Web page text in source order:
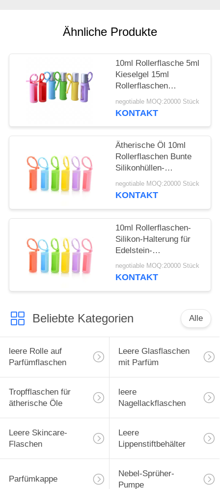
ANGEBOT
ANFORDERN
SITEMAP
POLICY
Ähnliche Produkte
10ml Rollerflasche 5ml
Kieselgel 15ml
Rollerflaschen
Tragbare, am Kabel
befestigte,
Schützende
Silikonhülle für Flasche
negotiable MOQ:20000 Stück
KONTAKT
Ätherische Öl 10ml
Rollerflaschen Bunte
Silikonhüllen-
Schutzhülle
Nachfüllbare
negotiable MOQ:20000 Stück
KONTAKT
10ml Rollerflaschen-
Silikon-Halterung für
Edelstein-
Rollerflaschen, 5ml
Roll-On-Flaschen,
negotiable MOQ:20000 Stück
KONTAKT
Beliebte Kategorien Alle
leere Rolle auf
Parfümflaschen
Leere Glasflaschen
mit Parfüm
Tropfflaschen für
ätherische Öle
leere
Nagellackflaschen
Leere Skincare-
Flaschen
Leere
Lippenstiftbehälter
Parfümkappe
Nebel-Sprüher-
Pumpe